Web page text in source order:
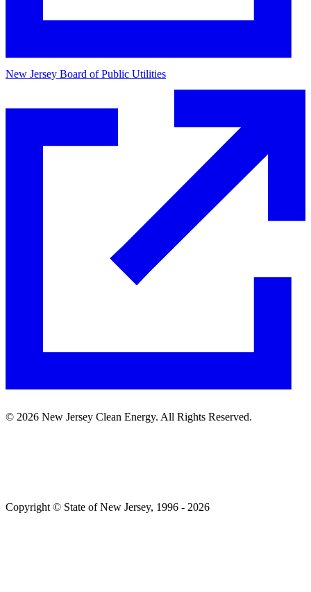
New Jersey Board of Public Utilities
© 2026 New Jersey Clean Energy. All Rights Reserved.​​​​‌ ‍ ​‍​‍‌‍ ‌ ​‍‌‍‍‌‌‍‌ ‌‍‍‌‌‍ ‍​‍​‍​ ‍‍​‍​‍‌ ​ ‌‍​‌‌‍ ‍‌‍‍‌‌ ‌​‌ ‍‌​‍ ‍‌‍‍‌‌‍ ​‍​‍​‍ ​​‍​‍‌‍‍​‌ ​‍‌‍‌‌‌‍‌‍​‍​‍​ ‍‍​‍​‍‌‍‍​‌ ‌​‌ ‌​‌ ​​​ ‍‍​‍ ​‍ ‌‍ ​‌‍ ‌‍​ ‌‍​‌‌‍ ​‌‍‍​‌‍ ‌ ​ ‌ ‌​​ ‍‍​ ​ ​ ​ ​ ​ ​ ​ ​‍ ‌‍‍‌‌‍ ‍‌ ‌​‌‍‌‌‌‍ ‍‌ ‌​​‍ ‌‍‌‌‌‍‌​‌‍‍‌‌ ‌​​‍ ‌‍ ‌‌‍ ‌‍‌​‌‍‌‌​ ‌‌ ​​‌ ​‍‌‍‌‌‌ ​ ‌‍‌‌‌‍ ‍‌ ‌​‌‍​‌‌ ‌​‌‍‍‌‌‍ ‌‍ ‍​ ‍ ‌‍‍‌‌‍‌​​ ‌‌ ​ ‌‍‍‌‌ ‌​‌‍‌‌‌​‌‍‌‍ ‌‍ ‌ ‌​‌‍‌‌‌ ​‍​ ‍ ‌ ‌​‌ ‍‌‌ ​​‌‍‌‌​ ‌‌‍‌‍‌‍ ‌‍ ‌ ‌​‌‍‌‌‌ ​‍​ ‍ ‌ ​​‌‍​‌‌ ‌​‌‍‍​​ ‌‌‍ ​‌‍‌‌‌‍‌ ‌‍​‌‌‍ ​​‍ ‍‌ ‌​‌‍‌‌‌ ‍​‌ ‌​​ ‌‍​‍‌‍​‌‌ ​ ‌‍‌‌‌‌‌‌‌ ​‍‌‍ ​​ ‌‌‍‍​‌ ‌​‌ ‌​‌ ​​​‍‌‌​ ​ ‌​​‌​‍‌‌​ ​‍‌​‌‍​‍‌‌​ ​‍‌​‌‍‌‍ ​‌‍ ‌‍​ ‌‍​‌‌‍ ​‌‍‍​‌‍ ‌ ​ ‌ ‌​​‍‌‌​ ​ ‌​​‌​ ​ ​ ​ ​ ​ ​ ​ ​‍‌‍‌‍‍‌‌‍‌​​ ‌‌ ​ ‌‍‍‌‌ ‌​‌‍‌‌‌​‌‍‌‍ ‌‍ ‌ ‌​‌‍‌‌‌ ​‍​‍‌‍‌ ‌​‌ ‍‌‌ ​​‌‍‌‌​ ‌‌‍‌‍‌‍ ‌‍ ‌ ‌​‌‍‌‌‌ ​‍​‍‌‍‌ ​​‌‍​‌‌ ‌​‌‍‍​​ ‌‌‍ ​‌‍‌‌‌‍‌ ‌‍​‌‌‍ ​​‍ ‍‌ ‌​‌‍‌‌‌ ‍​‌ ‌​​‍‌‍‌ ​​‌‍‌‌‌ ​‍‌ ​ ‌ ​​‌‍‌‌‌‍​ ‌ ‌​‌‍‍‌‌ ‌‍‌‍‌‌​ ‌‌ ​​‌ ‌‌‌‍​‍‌‍ ​‌‍‍‌‌ ​ ‌‍‍​‌‍‌‌‌‍‌​​‍​‍‌ ‌
Copyright © State of New Jersey, 1996 -​​​​‌ ‍ ​‍​‍‌‍ ‌ ​‍‌‍‍‌‌‍‌ ‌‍‍‌‌‍ ‍​‍​‍​ ‍‍​‍​‍‌ ​ ‌‍​‌‌‍ ‍‌‍‍‌‌ ‌​‌ ‍‌​‍ ‍‌‍‍‌‌‍ ​‍​‍​‍ ​​‍​‍‌‍‍​‌ ​‍‌‍‌‌‌‍‌‍​‍​‍​ ‍‍​‍​‍‌‍‍​‌ ‌​‌ ‌​‌ ​​​ ‍‍​‍ ​‍ ‌‍ ​‌‍ ‌‍​ ‌‍​‌‌‍ ​‌‍‍​‌‍ ‌ ​ ‌ ‌​​ ‍‍​ ​ ​ ​ ​ ​ ​ ​ ​‍ ‌‍‍‌‌‍ ‍‌ ‌​‌‍‌‌‌‍ ‍‌ ‌​​‍ ‌‍‌‌‌‍‌​‌‍‍‌‌ ‌​​‍ ‌‍ ‌‌‍ ‌‍‌​‌‍‌‌​ ‌‌ ​​‌ ​‍‌‍‌‌‌ ​ ‌‍‌‌‌‍ ‍‌ ‌​‌‍​‌‌ ‌​‌‍‍‌‌‍ ‌‍ ‍​ ‍ ‌‍‍‌‌‍‌​​ ‌‌‍ ‍‌‍‍‍‌​‌ ‌‍ ‌ ‌‍‌​ ​‌‍​‌‌ ‍‌‌‍ ‌ ‌‌‌ ‌​​ ‍ ‌ ‌​‌ ‍‌‌ ​​‌‍‌‌​ ‌‌‍ ‍‌‍‍‍‌‍ ​‌‍​‌‌ ‍‌‌‍ ‌ ‌‌‌ ‌​​ ‍ ‌ ​​‌‍​‌‌ ‌​‌‍‍​​ ‌‌‍‌‍‌‍ ‌‍ ‌ ‌​‌‍‌‌‌ ​‍​‍ ‍‌‍ ​‌‍‌‌‌‍‌ ‌‍​‌‌‍ ​​ ‌‍​‍‌‍​‌‌ ​ ‌‍‌‌‌‌‌‌‌ ​‍‌‍ ​​ ‌‌‍‍​‌ ‌​‌ ‌​‌ ​​​‍‌‌​ ​ ‌​​‌​‍‌‌​ ​‍‌​‌‍​‍‌‌​ ​‍‌​‌‍‌‍ ​‌‍ ‌‍​ ‌‍​‌‌‍ ​‌‍‍​‌‍ ‌ ​ ‌ ‌​​‍‌‌​ ​ ‌​​‌​ ​ ​ ​ ​ ​ ​ ​ ​‍‌‍‌‍‍‌‌‍‌​​ ‌‌‍ ‍‌‍‍‍‌​‌ ‌‍ ‌ ‌‍‌​ ​‌‍​‌‌ ‍‌‌‍ ‌ ‌‌‌ ‌​​‍‌‍‌ ‌​‌ ‍‌‌ ​​‌‍‌‌​ ‌‌‍ ‍‌‍‍‍‌‍ ​‌‍​‌‌ ‍‌‌‍ ‌ ‌‌‌ ‌​​‍‌‍‌ ​​‌‍​‌‌ ‌​‌‍‍​​ ‌‌‍‌‍‌‍ ‌‍ ‌ ‌​‌‍‌‌‌ ​‍​‍ ‍‌‍ ​‌‍‌‌‌‍‌ ‌‍​‌‌‍ ​​‍‌‍‌ ​​‌‍‌‌‌ ​‍‌ ​ ‌ ​​‌‍‌‌‌‍​ ‌ ‌​‌‍‍‌‌ ‌‍‌‍‌‌​ ‌‌ ​​‌ ‌‌‌‍​‍‌‍ ​‌‍‍‌‌ ​ ‌‍‍​‌‍‌‌‌‍‌​​‍​‍‌ ‌ 2026